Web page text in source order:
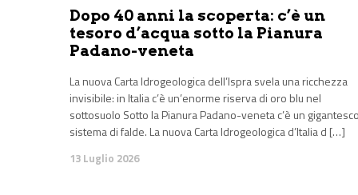
Dopo 40 anni la scoperta: c’è un
tesoro d’acqua sotto la Pianura
Padano-veneta
La nuova Carta Idrogeologica dell’Ispra svela una ricchezza
invisibile: in Italia c’è un’enorme riserva di oro blu nel
sottosuolo Sotto la Pianura Padano-veneta c’è un
sistema di falde. La nuova Carta Idrogeologica d’Italia d […]
13 Luglio 2026